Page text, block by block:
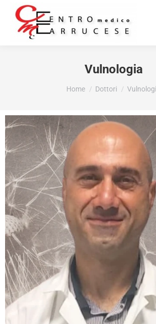
Vulnologia
Tu sei qui:
Home Dottori